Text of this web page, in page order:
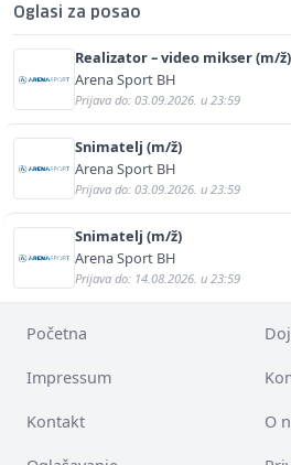
Oglasi za posao
Realizator – video mikser (m/ž)
Arena Sport BH
Prijava do: 03.09.2026. u 23:59
Snimatelj (m/ž)
Arena Sport BH
Prijava do: 03.09.2026. u 23:59
Snimatelj (m/ž)
Arena Sport BH
Prijava do: 14.08.2026. u 23:59
Početna
Impressum
Kontakt O